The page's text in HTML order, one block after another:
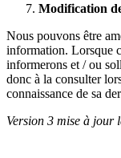
Modification
Nous pouvons être
information. Lorsque
informerons et / ou
donc à la consulter
connaissance de sa
Version 3 mise à jour